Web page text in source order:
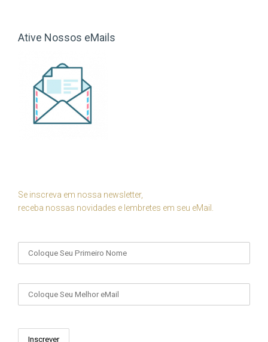
Ative Nossos eMails
Se inscreva em nossa newsletter,
receba nossas novidades e lembretes em seu eMail.